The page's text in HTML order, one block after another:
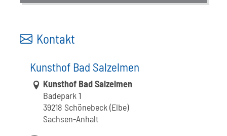
Kontakt
Kunsthof Bad Salzelmen
Link zur Google-Maps Navigation
Kunsthof Bad Salzelmen
Badepark 1
39218 Schönebeck (Elbe)
Sachsen-Anhalt